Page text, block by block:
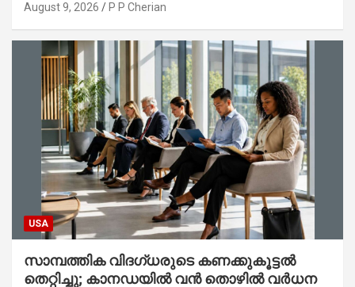
August 9, 2026 P P Cherian
USA
സാമ്പത്തിക വിദഗ്ധരുടെ കണക്കുകൂട്ടൽ
തെറ്റിച്ചു; കാനഡയിൽ വൻ തൊഴിൽ വർധന